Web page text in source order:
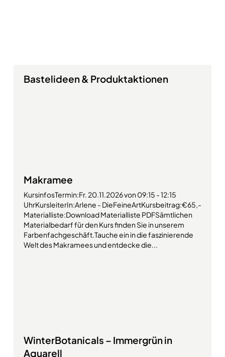
Bastelideen & Produktaktionen
Makramee
KursinfosTermin:Fr. 20.11.2026 von 09:15 - 12:15
UhrKursleiterIn:Arlene - DieFeineArtKursbeitrag:€65,-
Materialliste:Download Materialliste PDFSämtlichen
Materialbedarf für den Kurs finden Sie in unserem
Farbenfachgeschäft.Tauche ein in die faszinierende
Welt des Makramees und entdecke die...
WinterBotanicals – Immergrün in
Aquarell